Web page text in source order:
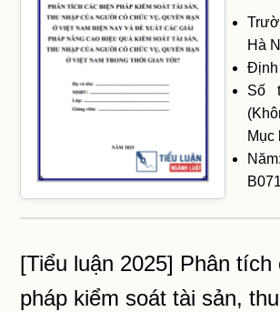
Hà
Định
Số
Mục
[Tiểu luận 2025] Phân tích
pháp kiểm soát tài sản,